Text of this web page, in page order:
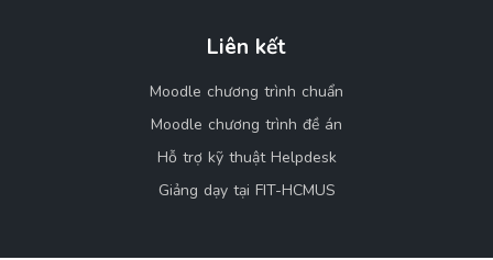
Liên kết
Moodle chương trình chuẩn
Moodle chương trình đề án
Hỗ trợ kỹ thuật Helpdesk
Giảng dạy tại FIT-HCMUS